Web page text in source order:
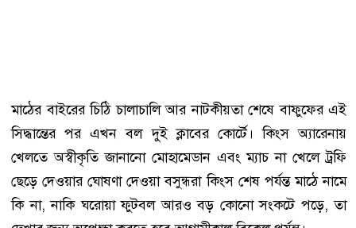
মাঠের বাইরের চিঠি চালাচালি আর নাটকীয়তা শেষে বাফুফের এই
সিদ্ধান্তের পর এখন বল দুই ক্লাবের কোর্টে। কিংস অ্যারেনায়
খেলতে অস্বীকৃতি জানানো মোহামেডান এবং ম্যাচ না খেলে ট্রফি
ছেড়ে দেওয়ার ঘোষণা দেওয়া বসুন্ধরা কিংস শেষ পর্যন্ত মাঠে নামে
কি না, নাকি ঘরোয়া ফুটবল আরও বড় কোনো সংকটে পড়ে, তা